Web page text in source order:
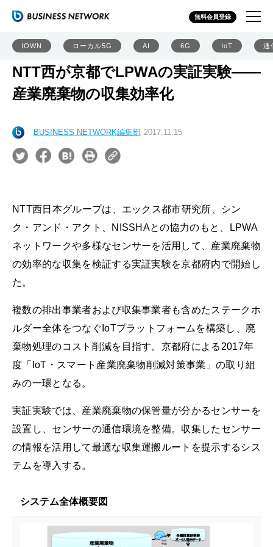
無料会員登録
IOWN ローカル5G AI 6G IoT 通
NTT西が京都でLPWAの実証実験――
産業廃棄物の収集効率化
BUSINESS NETWORK編集部 2017.11.15
NTT西日本グループは、エックス都市研究所、シン
ク・アンド・アクト、NISSHAとの協力のもと、LPWA
ネットワークや多様なセンサーを活用して、産業廃棄物
の効率的な収集を検証する実証実験を京都府内で開始し
た。
複数の排出事業者および収集事業者も含めたステークホ
ルダー全体をつなぐIoTプラットフォームを構築し、廃
棄物処理のコスト削減を目指す。京都府による2017年
度「IoT・スマート産業廃棄物削減対策事業」の取り組
みの一環となる。
実証実験では、産業廃棄物の保管量が分かるセンサーを
設置し、センサーの通信環境を整備。収集したセンサー
の情報を活用して最適な収集運搬ルートを提示するシス
テムを導入する。
システム全体概要図